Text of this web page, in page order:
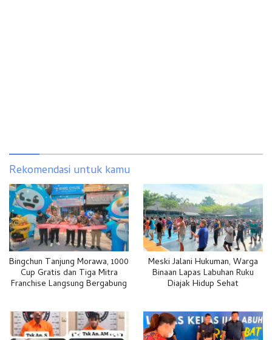
Rekomendasi untuk kamu
Bingchun Tanjung Morawa, 1000
Cup Gratis dan Tiga Mitra
Franchise Langsung Bergabung
Meski Jalani Hukuman, Warga
Binaan Lapas Labuhan Ruku
Diajak Hidup Sehat